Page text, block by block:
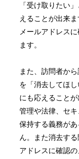
「受け取りたい
えることが出来
メールアドレス
ます。
また、訪問者か
を「消去してほ
にも応えることが
管理や法律、セ
保持する義務が
ん。また消去す
アドレスに確認の